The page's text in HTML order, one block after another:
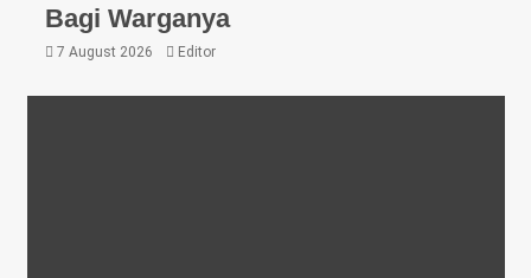
Bagi Warganya
7 August 2026 Editor